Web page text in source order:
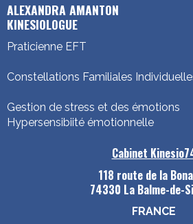
ALEXANDRA AMANTON
KINESIOLOGUE
Praticienne EFT
Constellations Familiales
Gestion de stress et des émotions
Hypersensibiité émotionnelle
Cabinet
118 route de la
74330 La Balme-de-
FRANCE